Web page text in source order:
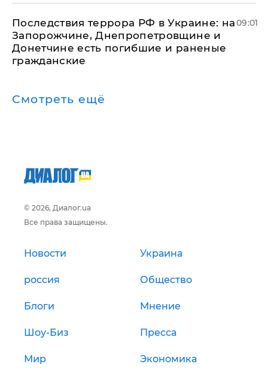
Последствия террора РФ в Украине: на
Запорожчине, Днепропетровщине и
Донетчине есть погибшие и раненые
гражданские
09:01
Смотреть ещё
© 2026, Диалог.ua
Все права защищены.
Новости Украина
россия Общество
Блоги Мнение
Шоу-Биз Пресса
Мир Экономика